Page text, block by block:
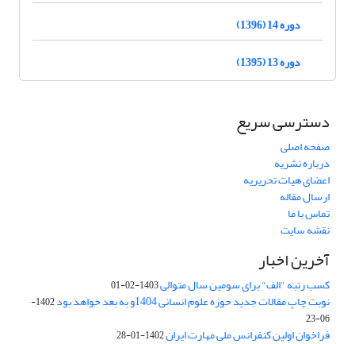
دوره 14 (1396)
دوره 13 (1395)
دسترسی سریع
صفحه اصلی
درباره نشریه
اعضای هیات تحریریه
ارسال مقاله
تماس با ما
نقشه سایت
آخرین اخبار
کسب رتبه "الف" برای سومین سال متوالی1403-02-01
نوبت چاپ مقالات جدید حوزه علوم انسانی 1404و به بعد خواهد بود
1402-
06-23
فراخوان اولین کنفرانس ملی مهارت ایران1402-01-28